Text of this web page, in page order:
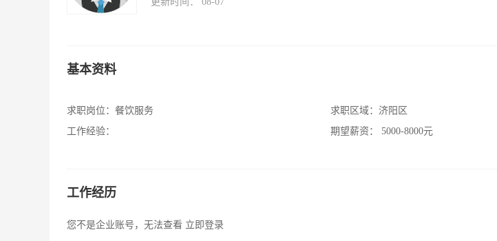
基本资料
求职岗位： 餐饮服务
工作经验：
求职区域： 济阳区
期望薪资：
5000-8000元
工作经历
您不是企业账号，无法查看 立即登录